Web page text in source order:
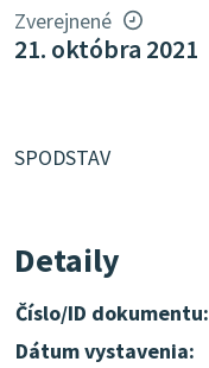
Zverejnené
21. októbra 2021
SPODSTAV
Detaily
Číslo/ID dokumentu:
Dátum vystavenia: